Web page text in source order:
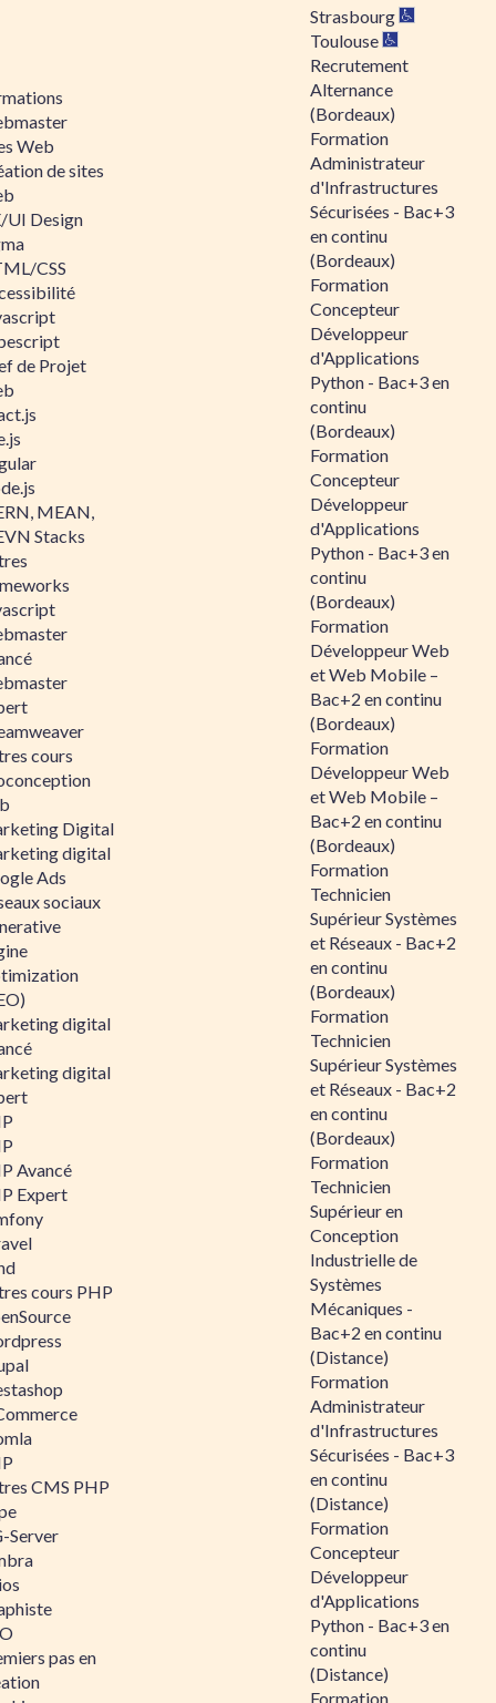
Web
de sites
UI Design
CSS
de Projet
MEAN,
Stacks
cours
Digital
digital
Ads
sociaux
digital
digital
Avancé
Expert
cours PHP
CMS PHP
Server
pas en
Strasbourg
Toulouse
Recrutement
Alternance
(Bordeaux)
Formation
Administrateur
d'Infrastructures
Sécurisées - Bac+3
en continu
(Bordeaux)
Formation
Concepteur
Développeur
d'Applications
Python - Bac+3 en
continu
(Bordeaux)
Formation
Concepteur
Développeur
d'Applications
Python - Bac+3 en
continu
(Bordeaux)
Formation
Développeur Web
et Web Mobile –
Bac+2 en continu
(Bordeaux)
Formation
Développeur Web
et Web Mobile –
Bac+2 en continu
(Bordeaux)
Formation
Technicien
Supérieur Systèmes
et Réseaux - Bac+2
en continu
(Bordeaux)
Formation
Technicien
Supérieur Systèmes
et Réseaux - Bac+2
en continu
(Bordeaux)
Formation
Technicien
Supérieur en
Conception
Industrielle de
Systèmes
Mécaniques -
Bac+2 en continu
(Distance)
Formation
Administrateur
d'Infrastructures
Sécurisées - Bac+3
en continu
(Distance)
Formation
Concepteur
Développeur
d'Applications
Python - Bac+3 en
continu
(Distance)
Formation